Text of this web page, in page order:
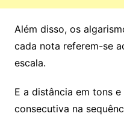
Além disso, os
cada nota referem-se
escala.
E a distância em tons
consecutiva na